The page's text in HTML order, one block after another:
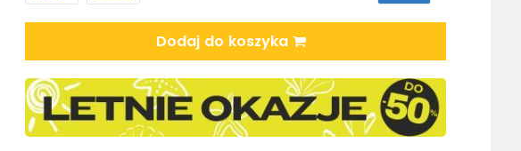
Dodaj do koszyka